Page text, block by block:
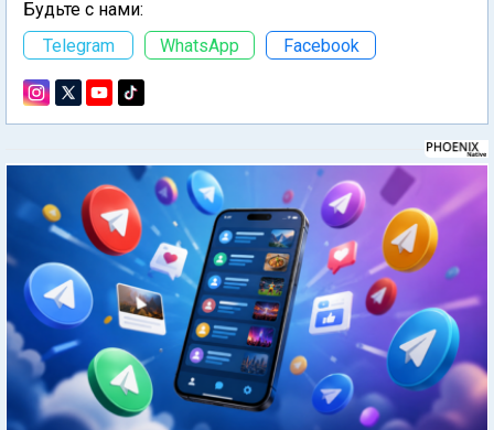
Будьте с нами:
Telegram
WhatsApp Facebook